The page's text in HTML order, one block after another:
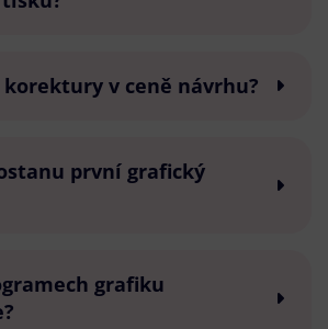
v ceně návrhu?
první grafický
grafiku